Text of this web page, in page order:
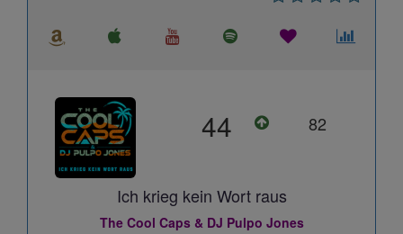
44 82
Ich krieg kein Wort raus
The Cool Caps & DJ Pulpo Jones